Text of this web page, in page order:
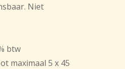
Niet
btw
maximaal 5 x 45